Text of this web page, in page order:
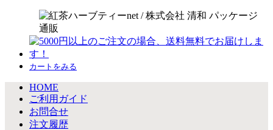
カートをみる
HOME
ご利用ガイド
お問合せ
注文履歴